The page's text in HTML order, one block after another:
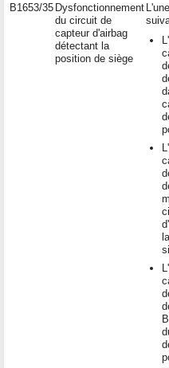
B1653/35 Dysfonctionnement
du circuit de
capteur d'airbag
détectant la
position de siège